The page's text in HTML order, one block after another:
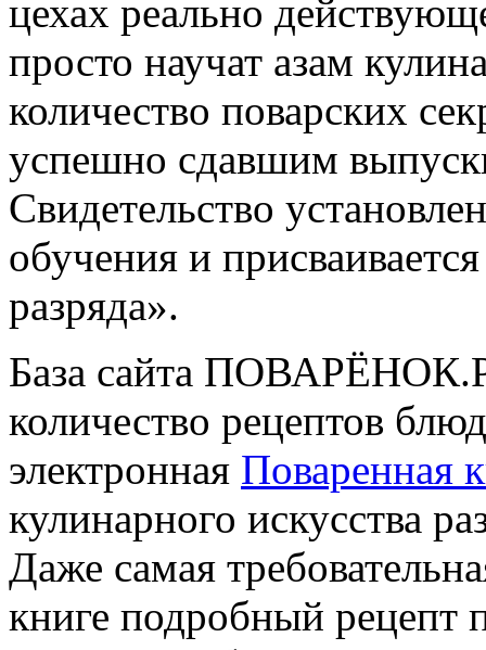
цехах реально
просто научат азам
количество поварских
успешно сдавшим
Свидетельство
обучения и
разряда».
База сайта
количество рецептов
электронная Поваренная
кулинарного искусства
Даже самая
книге подробный рецепт